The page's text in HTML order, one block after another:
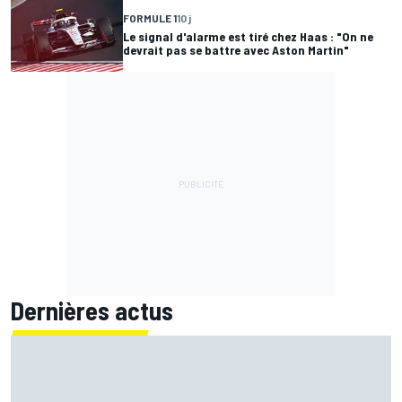
FORMULE 110 j
Le signal d'alarme est tiré chez Haas : "On ne
devrait pas se battre avec Aston Martin"
Dernières actus